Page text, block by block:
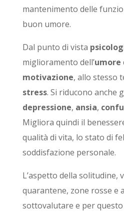
mantenimento delle
buon umore.
Dal punto di vista
miglioramento dell’umore
motivazione, allo stesso
stress. Si riducono anche
depressione, ansia,
Migliora quindi il
qualità di vita, lo stato di
soddisfazione personale.
L’aspetto della solitudine,
quarantene, zone rosse e
sottovalutare e per